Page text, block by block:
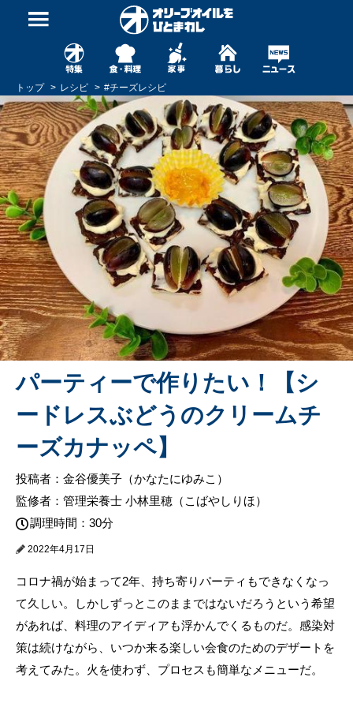
トップ レシピ #チーズレシピ
パーティーで作りたい！【シ
ードレスぶどうのクリームチ
ーズカナッペ】
投稿者：金谷優美子（かなたにゆみこ）
監修者：管理栄養士 小林里穂（こばやしりほ）
調理時間：30分
2022年4月17日
コロナ禍が始まって2年、持ち寄りパーティもできなくなっ
て久しい。しかしずっとこのままではないだろうという希望
があれば、料理のアイディアも浮かんでくるものだ。感染対
策は続けながら、いつか来る楽しい会食のためのデザートを
考えてみた。火を使わず、プロセスも簡単なメニューだ。